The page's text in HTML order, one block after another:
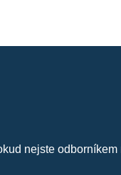
nejste